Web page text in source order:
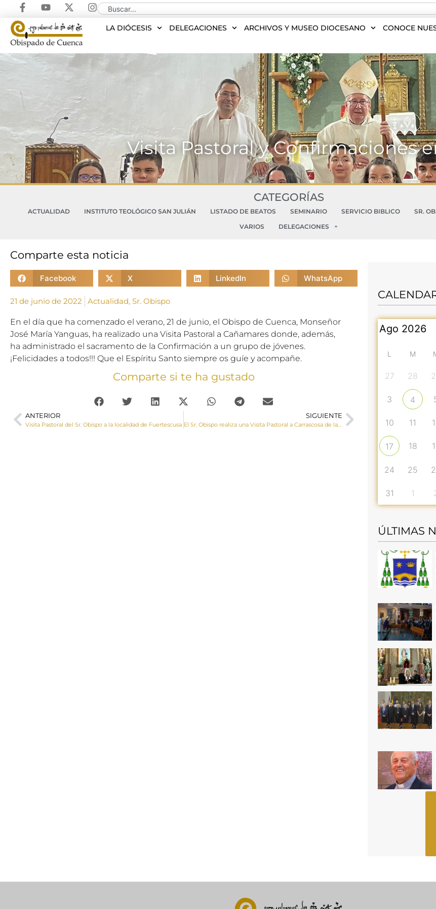
LA DIÓCESIS DELEGACIONES ARCHIVOS Y MUSEO DIOCESANO CONOCE
Visita Pastoral y Confirmaciones
CATEGORÍAS
ACTUALIDAD INSTITUTO TEOLÓGICO SAN JULIÁN LISTADO DE BEATOS SEMINARIO SERVICIO BIBLICO SR.
VARIOS
DELEGACIONES
Comparte esta noticia
Facebook X LinkedIn WhatsApp
21 de junio de 2022 Actualidad, Sr. Obispo
En el día que ha comenzado el verano, 21 de junio, el Obispo de Cuenca, Monseñor
José María Yanguas, ha realizado una Visita Pastoral a Cañamares donde, además,
ha administrado el sacramento de la Confirmación a un grupo de jóvenes.
¡Felicidades a todos!!! Que el Espíritu Santo siempre os guíe y acompañe.
Comparte si te ha gustado
ANTERIOR
Visita Pastoral del Sr. Obispo a la localidad de Fuertescusa
SIGUIENTE
L M
27 28
3 4
10 11
17 18
24 25
31 1
ÚLTIMAS